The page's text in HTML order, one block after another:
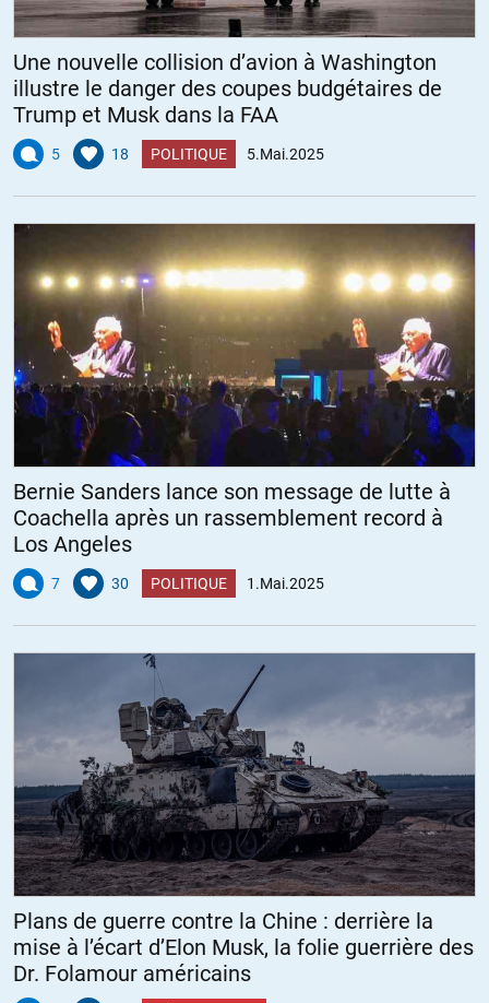
Une nouvelle collision d’avion à Washington
illustre le danger des coupes budgétaires de
Trump et Musk dans la FAA
5 18 POLITIQUE 5.Mai.2025
Bernie Sanders lance son message de lutte à
Coachella après un rassemblement record à
Los Angeles
7 30 POLITIQUE 1.Mai.2025
Plans de guerre contre la Chine : derrière la
mise à l’écart d’Elon Musk, la folie guerrière des
Dr. Folamour américains